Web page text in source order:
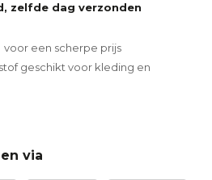
zelfde dag verzonden
een scherpe prijs
geschikt voor kleding en
via